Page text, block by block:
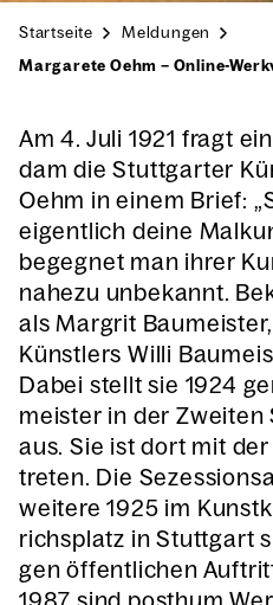
Start­sei­te
Mel­dun­gen
Mar­ga­re­te Oehm – Online-
Am 4. Juli 1921 fragt
dam die Stutt­gar­ter
Oehm in einem Brief:
eigent­lich dei­ne
begeg­net man ihrer
nahe­zu unbe­kannt.
als Mar­grit
Künst­lers Wil­li
Dabei stellt sie 1924
meis­ter in der
aus. Sie ist dort mit
tre­ten. Die
wei­te­re 1925 im
richs­platz in Stutt­gart
gen öffent­li­chen